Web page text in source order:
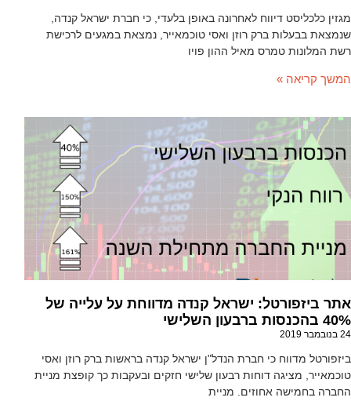
מגזין כלכליסט דיווח לאחרונה באופן בלעדי, כי חברת ישראל קנדה,
שנמצאת בבעלות ברק רוזן ואסי טוכמאייר, נמצאת במגעים לרכישת
רשת המלונות טמרס מאיל ההון פויו
המשך קריאה »
אתר ביזפורטל: ישראל קנדה מדווחת על עלייה של
40% בהכנסות ברבעון השלישי
24 בנובמבר 2019
ביזפורטל מדווח כי חברת הנדל"ן ישראל קנדה בראשות ברק רוזן ואסי
טוכמאייר, מציגה דוחות רבעון שלישי חזקים ובעקבות כך קופצת מניית
החברה בחמישה אחוזים. מניית